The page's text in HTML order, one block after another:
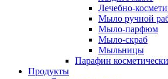
Лечебно-
Мыло ручной
Мыло-парфюм
Мыло-скраб
Мыльницы
Парафин
Продукты